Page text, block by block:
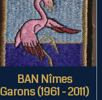
BAN Nîmes
Garons (1961 - 2011)